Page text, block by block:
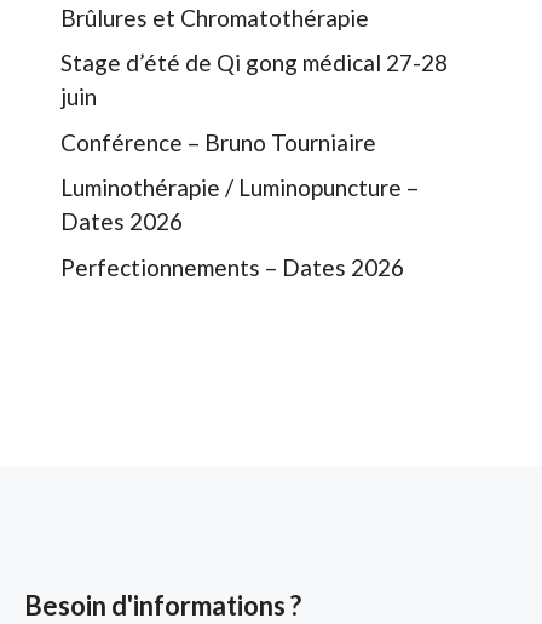
Brûlures et Chromatothérapie
Stage d’été de Qi gong médical 27-28
juin
Conférence – Bruno Tourniaire
Luminothérapie / Luminopuncture –
Dates 2026
Perfectionnements – Dates 2026
Besoin d'informations ?